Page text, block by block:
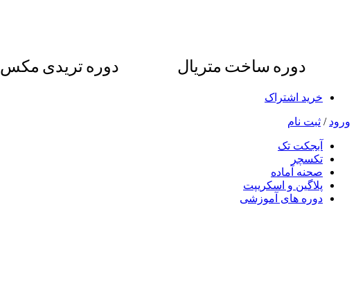
دوره تریدی مکس دوره ساخت متریال
خرید اشتراک
ورود / ثبت نام
آبجکت تک
تکسچر
صحنه آماده
پلاگین و اسکریپت
دوره های آموزشی